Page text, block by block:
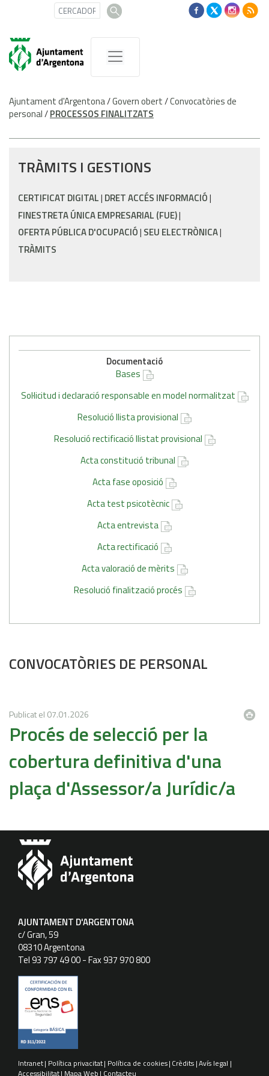
Ajuntament d'Argentona/Govern obert/Convocatòries de
personal/PROCESSOS FINALITZATS
TRÀMITS I GESTIONS
CERTIFICAT DIGITAL DRET ACCÉS INFORMACIÓ
FINESTRETA ÚNICA EMPRESARIAL (FUE)
OFERTA PÚBLICA D'OCUPACIÓ SEU ELECTRÒNICA
TRÀMITS
CONVOCATÒRIES DE PERSONAL
Publicat el 07.01.2026
Procés de selecció per la
cobertura definitiva d'una
plaça d'Assessor/a Jurídic/a
Documentació
Bases
Sol·licitud i declaració responsable en model normalitzat
Resolució llista provisional
Resolució rectificació llistat provisional
Acta constitució tribunal
Acta fase oposició
Acta test psicotècnic
Acta entrevista
Acta rectificació
Acta valoració de mèrits
Resolució finalització procés
AJUNTAMENT D'ARGENTONA
c/ Gran, 59
08310 Argentona
Tel 93 797 49 00 - Fax 937 970 800
Intranet Política privacitat Política de cookies Crèdits Avís legal
Accessibilitat Mapa Web Contacteu